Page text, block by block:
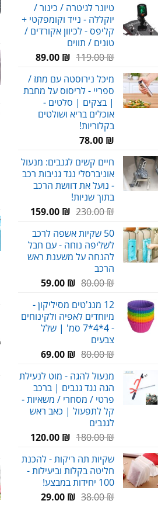
עד
טיונר לגיטרה / כינור /
יוקללה - נייד וקומפקטי +
קליפס - לכיוון אקורדים /
טונים / תווים
119.00₪
המחיר
היה:
119.00 ₪.
89.00 ₪
המחיר
הוא:
89.00 ₪.
מיכל נירוסטה עם מתז /
ספריי - לריסוס על מחבת
| בצקים | סלטים -
אוכלים בריא ושולטים
בקלוריות!
78.00 ₪
חיים קשים לגנבים: מנעול
אוניברסלי נגד גניבות רכב
- נועל את דוושת הרכב
בתוך שניות!
230.00₪
המחיר
היה:
230.00 ₪.
159.00 ₪
המחיר
159.00 ₪.
50 שקיות אשפה לרכב
לשליפה נוחה - עם חבל
להנחה על משענת ראש
הרכב
80.00₪
המחיר
היה:
80.00 ₪.
59.00 ₪
המחיר
הוא:
59.00 ₪.
12 מנג'טים מסיליקון -
מיוחדים לאפיה ולקינוחים
- 4*4*7 סמ' | שלל
צבעים
80.00₪
המחיר
היה:
80.00 ₪.
69.00 ₪
המחיר
הוא:
69.00 ₪.
מנעול להגה - מוט לנעילת
הגה נגד גנבים | ברכב
פרטי / מסחרי / משאיות -
קל לתפעול | כאב ראש
לגנבים
180.00₪
המחיר
היה:
180.00 ₪.
120.00 ₪
המחיר
הוא:
120.00 ₪.
שקיות תה ריקות - להכנת
חליטה בקלות וביעילות -
100 יחידות במבצע!
38.00₪
המחיר29.00 ₪
המחיר